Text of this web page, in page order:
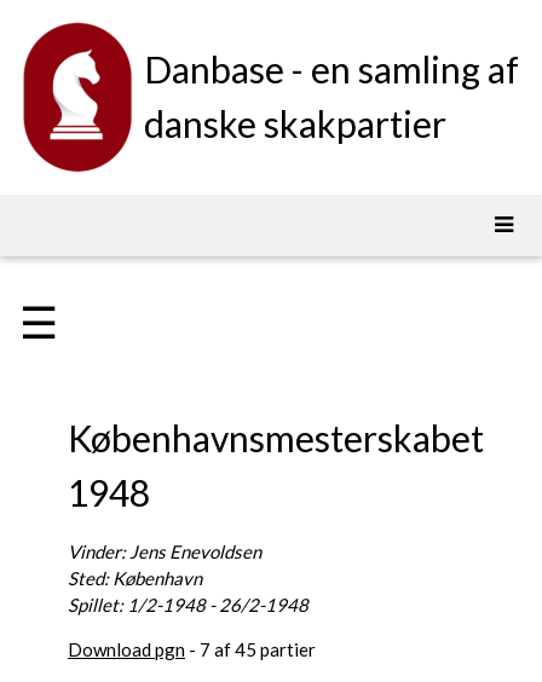
Danbase - en samling af
danske skakpartier
☰
Københavnsmesterskabet
1948
Vinder: Jens Enevoldsen
Sted: København
Spillet: 1/2-1948 - 26/2-1948
Download pgn - 7 af 45 partier